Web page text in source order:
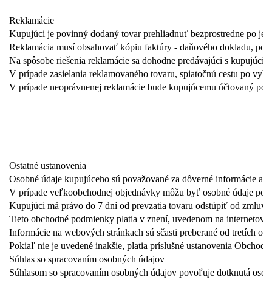
Reklamácie
Kupujúci je povinný dodaný tovar prehliadnuť bezprostredne po
Reklamácia musí obsahovať kópiu faktúry - daňového dokladu,
Na spôsobe riešenia reklamácie sa dohodne predávajúci s
V prípade zasielania reklamovaného tovaru, spiatočnú cestu po
V prípade neoprávnenej reklamácie bude kupujúcemu účtovaný
Ostatné ustanovenia
Osobné údaje kupujúceho sú považované za dôverné informácie
V prípade veľkoobchodnej objednávky môžu byť osobné údaje
Kupujúci má právo do 7 dní od prevzatia tovaru odstúpiť od
Tieto obchodné podmienky platia v znení, uvedenom na
Informácie na webových stránkach sú sčasti preberané od tretích
Pokiaľ nie je uvedené inakšie, platia príslušné ustanovenia
Súhlas so spracovaním osobných údajov
Súhlasom so spracovaním osobných údajov povoľuje dotknutá